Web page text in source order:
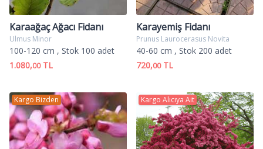
Karaağaç Ağacı Fidanı
Ulmus Minor
100-120 cm , Stok 100 adet
1.080,00TL
Karayemiş Fidanı
Prunus Laurocerasus Novita
40-60 cm , Stok 200 adet
720,00TL
Kargo Bizden Kargo Alıcıya Ait